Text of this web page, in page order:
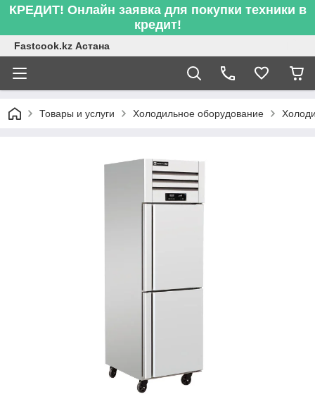
КРЕДИТ! Онлайн заявка для покупки техники в
кредит!
Fastcook.kz Астана
Товары и услуги Холодильное оборудование